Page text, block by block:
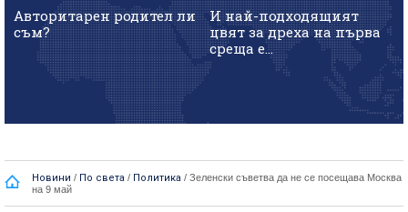
Авторитарен родител ли
съм?
И най-подходящият
цвят за дреха на първа
среща е...
Новини / По света / Политика / Зеленски съветва да не се посещава Москва
на 9 май